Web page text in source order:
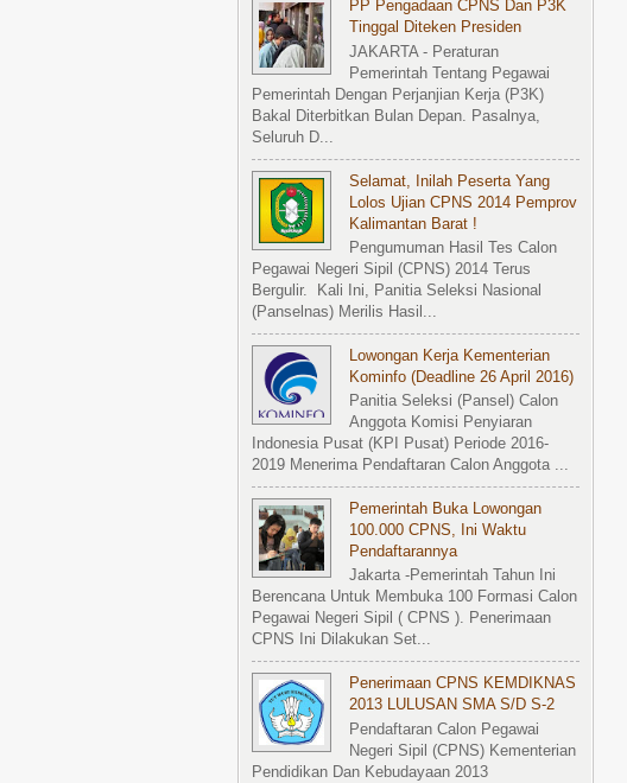
PP Pengadaan CPNS Dan P3K
Tinggal Diteken Presiden
JAKARTA - Peraturan
Pemerintah Tentang Pegawai
Pemerintah Dengan Perjanjian Kerja (P3K)
Bakal Diterbitkan Bulan Depan. Pasalnya,
Seluruh D...
Selamat, Inilah Peserta Yang
Lolos Ujian CPNS 2014 Pemprov
Kalimantan Barat !
Pengumuman Hasil Tes Calon
Pegawai Negeri Sipil (CPNS) 2014 Terus
Bergulir. Kali Ini, Panitia Seleksi Nasional
(Panselnas) Merilis Hasil...
Lowongan Kerja Kementerian
Kominfo (Deadline 26 April 2016)
Panitia Seleksi (Pansel) Calon
Anggota Komisi Penyiaran
Indonesia Pusat (KPI Pusat) Periode 2016-
2019 Menerima Pendaftaran Calon Anggota ...
Pemerintah Buka Lowongan
100.000 CPNS, Ini Waktu
Pendaftarannya
Jakarta -Pemerintah Tahun Ini
Berencana Untuk Membuka 100 Formasi Calon
Pegawai Negeri Sipil ( CPNS ). Penerimaan
CPNS Ini Dilakukan Set...
Penerimaan CPNS KEMDIKNAS
2013 LULUSAN SMA S/d S-2
Pendaftaran Calon Pegawai
Negeri Sipil (CPNS) Kementerian
Pendidikan Dan Kebudayaan 2013